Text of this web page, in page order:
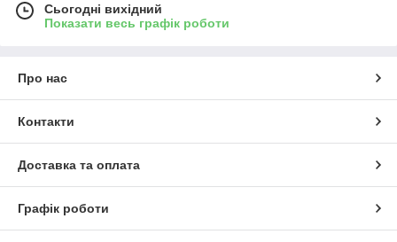
Сьогодні вихідний
Показати весь графік роботи
Про нас
Контакти
Доставка та оплата
Графік роботи